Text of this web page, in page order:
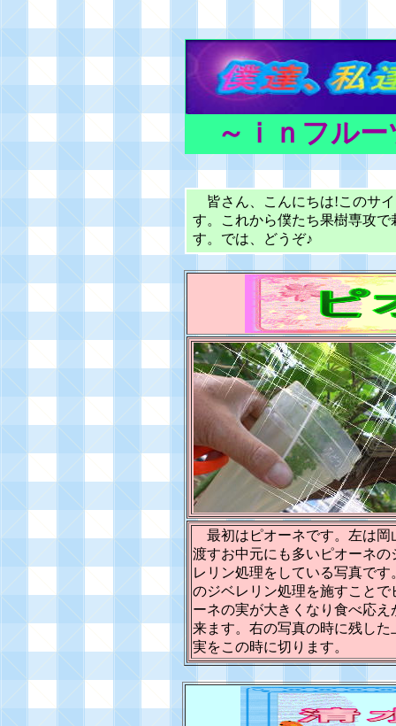
～ｉｎフル
皆さん、こんにちは!このサ
す。これから僕たち果樹専攻
す。では、どうぞ♪
最初はピオーネです。左は岡
渡すお中元にも多いピオーネの
レリン処理をしている写真です
のジベレリン処理を施すことで
ーネの実が大きくなり食べ応え
来ます。右の写真の時に残した
実をこの時に切ります。